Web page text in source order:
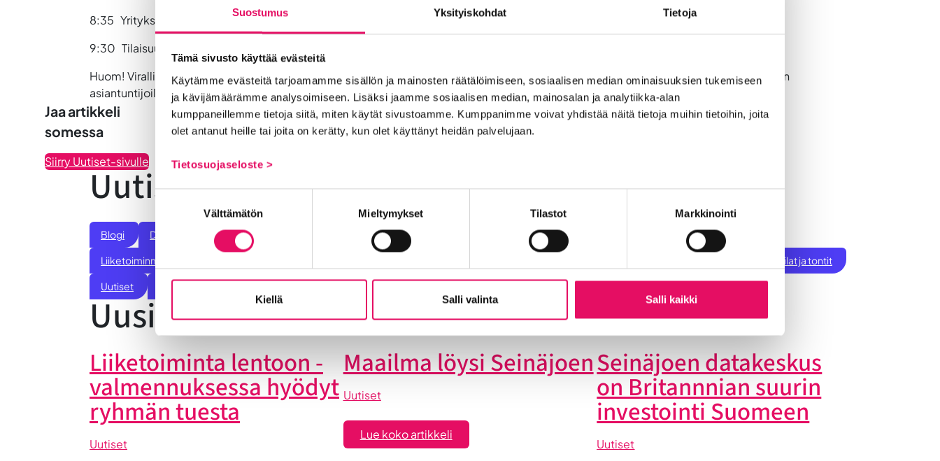
Suostumus Yksityiskohdat Tietoja
Tämä sivusto käyttää evästeitä
Käytämme evästeitä tarjoamamme sisällön ja mainosten räätälöimiseen, sosiaalisen median ominaisuuksien tukemiseen
ja kävijämäärämme analysoimiseen. Lisäksi jaamme sosiaalisen median, mainosalan ja analytiikka-alan
kumppaneillemme tietoja siitä, miten käytät sivustoamme. Kumppanimme voivat yhdistää näitä tietoja muihin tietoihin, joita
olet antanut heille tai joita on kerätty, kun olet käyttänyt heidän palvelujaan.
Tietosuojaseloste >
Suostumuksen
Välttämätön Mieltymykset Tilastot Markkinointi
Kiellä Salli valinta Salli kaikki
8:35 Yrityksen laskutus kuntoon | Hanna-Maria Ojala, Brang Oy
9:30 Tilaisuus päättyy
Huom! Virallisen ohjelman päätyttyä voit osallistua yrityskohtaiseen 15 min klinikkaan, jossa saat henkilökohtaista ohjausta laskutuksen
asiantuntijoilta. Ilmoittautuminen klinikoihin rekisteröinnin yhteydessä alla olevasta linkistä.
Jaa artikkeli
somessa
Siirry Uutiset-sivulle
Uutiskategoriat
Blogi Digitalisaatio Ekosysteemi Into työpaikkana Liikeidea ja yrityksen perustaminen
Liiketoiminnan valmennukset Toimitilat ja tontit
Uutiset Vastuullisuus Yrityskaupat Yritysrahoitus
Uusimmat uutiset
Liiketoiminta lentoon -
valmennuksessa hyödyt
ryhmän tuesta
Uutiset
Maailma löysi Seinäjoen
Uutiset
Lue koko artikkeli:
Maailma
Seinäjoen datakeskus
on Britannnian suurin
investointi Suomeen
Uutiset